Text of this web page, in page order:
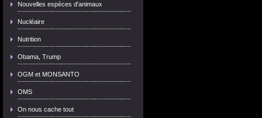
Nouvelles espèces d'animaux
Nucléaire
Nutrition
Obama, Trump
OGM et MONSANTO
OMS
On nous cache tout